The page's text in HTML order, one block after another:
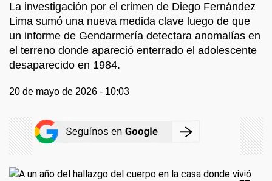
La investigación por el crimen de Diego Fernández
Lima sumó una nueva medida clave luego de que
un informe de Gendarmería detectara anomalías en
el terreno donde apareció enterrado el adolescente
desaparecido en 1984.
20 de mayo de 2026 - 10:03